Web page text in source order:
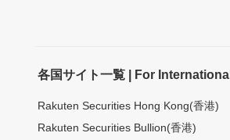
各国サイト一覧 | For International
Rakuten Securities Hong Kong(香港)
Rakuten Securities Bullion(香港)